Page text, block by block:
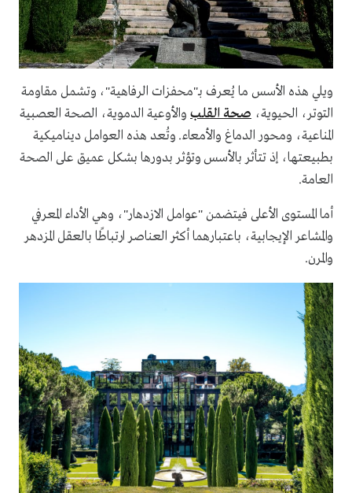
ويلي هذه الأسس ما يُعرف بـ"محفزات الرفاهية"، وتشمل مقاومة
التوتر، الحيوية، صحة القلب والأوعية الدموية، الصحة العصبية
المناعية، ومحور الدماغ والأمعاء. وتُعد هذه العوامل ديناميكية
بطبيعتها، إذ تتأثر بالأسس وتؤثر بدورها بشكل عميق على الصحة
العامة.
أما المستوى الأعلى فيتضمن "عوامل الازدهار"، وهي الأداء المعرفي
والمشاعر الإيجابية، باعتبارهما أكثر العناصر ارتباطًا بالعقل المزدهر
والمرن.